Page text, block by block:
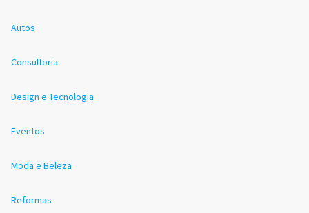
Autos
Consultoria
Design e Tecnologia
Eventos
Moda e Beleza
Reformas